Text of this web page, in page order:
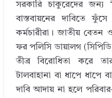
m
bl
r
k
e
dI
n
it
te
r
সরকারি চাকুরেদের
বাস্তবায়নের দাবিতে
কর্মচারীরা। জাতীয়
ফর পলিসি ডায়ালগ
তীব্র বিরোধিতা করে
টালবাহানা বা ধাপে ধাপে
দাবি আদায় না হলে